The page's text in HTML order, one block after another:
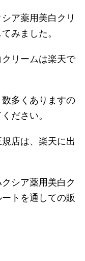
ア薬用美白クリ
みました。
リームは楽天で
多くありますの
ださい。
店は、楽天に出
シア薬用美白ク
トを通しての販